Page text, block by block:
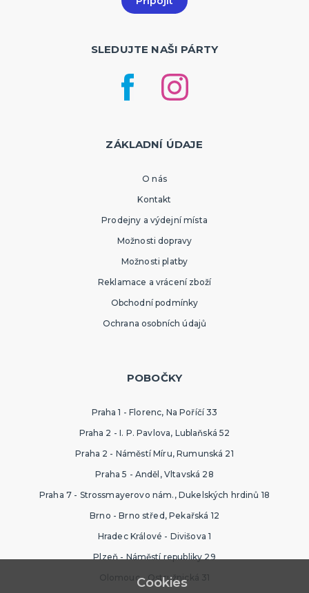
SLEDUJTE NAŠI PÁRTY
ZÁKLADNÍ ÚDAJE
O nás
Kontakt
Prodejny a výdejní místa
Možnosti dopravy
Možnosti platby
Reklamace a vrácení zboží
Obchodní podmínky
Ochrana osobních údajů
POBOČKY
Praha 1 - Florenc, Na Poříčí 33
Praha 2 - I. P. Pavlova, Lublaňská 52
Praha 2 - Náměstí Míru, Rumunská 21
Praha 5 - Anděl, Vltavská 28
Praha 7 - Strossmayerovo nám., Dukelských hrdinů 18
Brno - Brno střed, Pekařská 12
Hradec Králové - Divišova 1
Plzeň - Náměstí republiky 29
Olomouc - Ostružnická 31
Cookies